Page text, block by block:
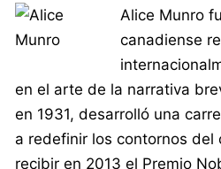
Alice Munro
canadiense
en el arte de la narrativa
en 1931, desarrolló una
a redefinir los contornos del
recibir en 2013 el Premio